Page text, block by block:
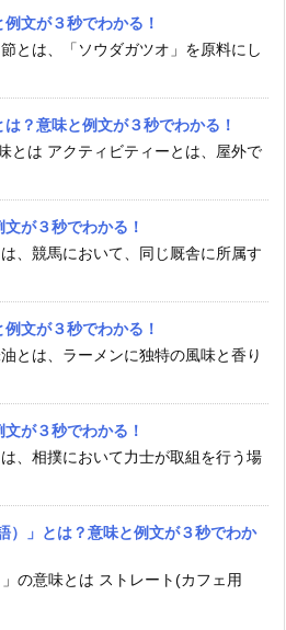
例文が３秒でわかる！
とは、「ソウダガツオ」を原料にし
は？意味と例文が３秒でわかる！
とは アクティビティーとは、屋外で
文が３秒でわかる！
、競馬において、同じ厩舎に所属す
例文が３秒でわかる！
とは、ラーメンに独特の風味と香り
文が３秒でわかる！
、相撲において力士が取組を行う場
）」とは？意味と例文が３秒でわか
の意味とは ストレート(カフェ用